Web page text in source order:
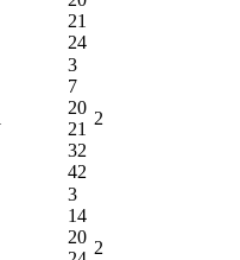
21
24
3
7
20
21
32
42
2
3
14
20
2